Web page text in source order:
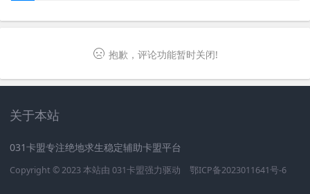
抱歉，评论功能暂时关闭!
关于本站
031卡盟专注绝地求生稳定辅助卡盟平台
Copyright © 2023 本站由 031卡盟强力驱动 鄂ICP备2023011641号-6